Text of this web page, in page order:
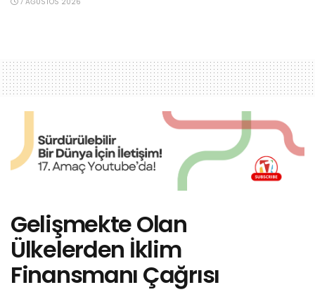
Gelişmekte Olan
Ülkelerden İklim
Finansmanı Çağrısı